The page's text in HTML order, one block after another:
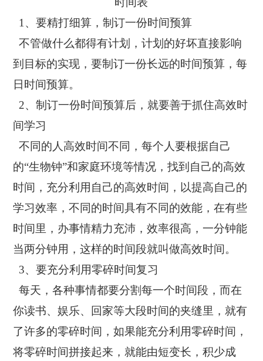
1、要精打细算，制订一份时间预算
不管做什么都得有计划，计划的好坏直接影响
到目标的实现，要制订一份长远的时间预算，每
日时间预算。
2、制订一份时间预算后，就要善于抓住高效时
间学习
不同的人高效时间不同，每个人要根据自己
的“生物钟”和家庭环境等情况，找到自己的高效
时间，充分利用自己的高效时间，以提高自己的
学习效率，不同的时间具有不同的效能，在有些
时间里，办事情精力充沛，效率很高，一分钟能
当两分钟用，这样的时间段就叫做高效时间。
3、要充分利用零碎时间复习
每天，各种事情都要分割每一个时间段，而在
你读书、娱乐、回家等大段时间的夹缝里，就有
了许多的零碎时间，如果能充分利用零碎时间，
将零碎时间拼接起来，就能由短变长，积少成